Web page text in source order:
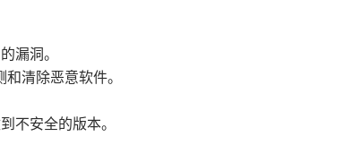
漏洞。
和清除恶意软件。
不安全的版本。